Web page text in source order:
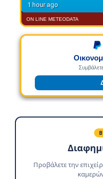
ON LINE METEODATA
Προβάλετε την